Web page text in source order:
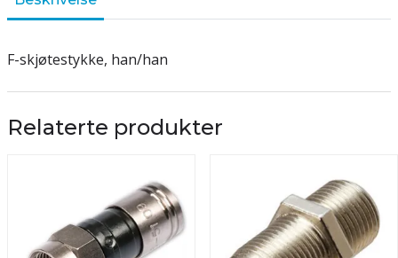
F-skjøtestykke, han/han
Relaterte produkter